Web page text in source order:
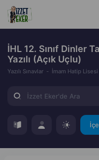
İHL 12. Sınıf Dinler
Yazılı (Açık Uçlu)
Yazılı Sınavlar İmam Hatip Lisesi